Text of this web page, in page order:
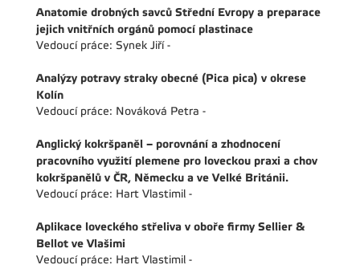
Anatomie drobných savců Střední Evropy a preparace
jejich vnitřních orgánů pomocí plastinace
Vedoucí práce: Synek Jiří -
Analýzy potravy straky obecné (Pica pica) v okrese
Kolín
Vedoucí práce: Nováková Petra -
Anglický kokršpaněl – porovnání a zhodnocení
pracovního využití plemene pro loveckou praxi a chov
kokršpanělů v ČR, Německu a ve Velké Británii.
Vedoucí práce: Hart Vlastimil -
Aplikace loveckého střeliva v oboře firmy Sellier &
Bellot ve Vlašimi
Vedoucí práce: Hart Vlastimil -